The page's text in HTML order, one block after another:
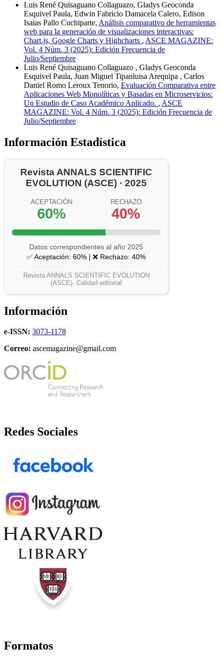
Luis René Quisaguano Collaguazo, Gladys Geoconda
Esquivel Paula, Edwin Fabricio Damacela Calero, Edison
Isaias Pallo Cuchiparte, Análisis comparativo de herramientas
web para la generación de visualizaciones interactivas:
Chart.js, Google Charts y Highcharts , ASCE MAGAZINE:
Vol. 4 Núm. 3 (2025): Edición Frecuencia de
Julio/Septiembre
Luis René Quisaguano Collaguazo , Gladys Geoconda
Esquivel Paula, Juan Miguel Tipanluisa Arequipa , Carlos
Daniel Romo Leroux Tenorio, Evaluación Comparativa entre
Aplicaciones Web Monolíticas y Basadas en Microservicios:
Un Estudio de Caso Académico Aplicado. , ASCE
MAGAZINE: Vol. 4 Núm. 3 (2025): Edición Frecuencia de
Julio/Septiembre
Información Estadística
Revista ANNALS SCIENTIFIC
EVOLUTION (ASCE) · 2025
ACEPTACIÓN
60%
RECHAZO
40%
Datos correspondientes al año 2025
✅ Aceptación: 60% | ❌ Rechazo: 40%
Revista ANNALS SCIENTIFIC EVOLUTION
(ASCE)· Calidad editorial
Información
e-ISSN: 3073-1178
Correo: ascemagazine@gmail.com
Redes Sociales
Formatos